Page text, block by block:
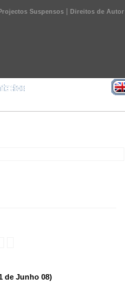
Projectos Suspensos | Direitos de Autor
de Junho 08)